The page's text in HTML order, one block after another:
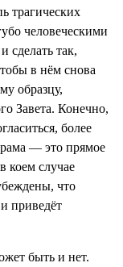
трагических
человеческими
сделать так,
в нём снова
образцу,
Завета. Конечно,
более
— это прямое
коем случае
что
приведёт
быть и нет.